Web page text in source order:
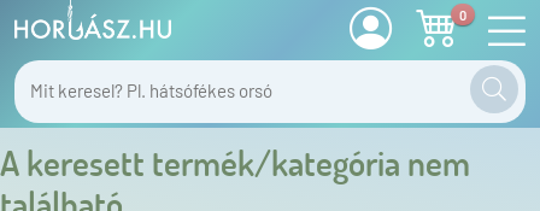
0
A keresett termék/kategória nem